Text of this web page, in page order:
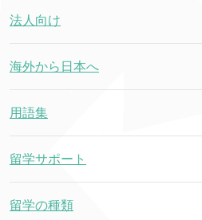
法人向け
海外から日本へ
用語集
留学サポート
留学の種類